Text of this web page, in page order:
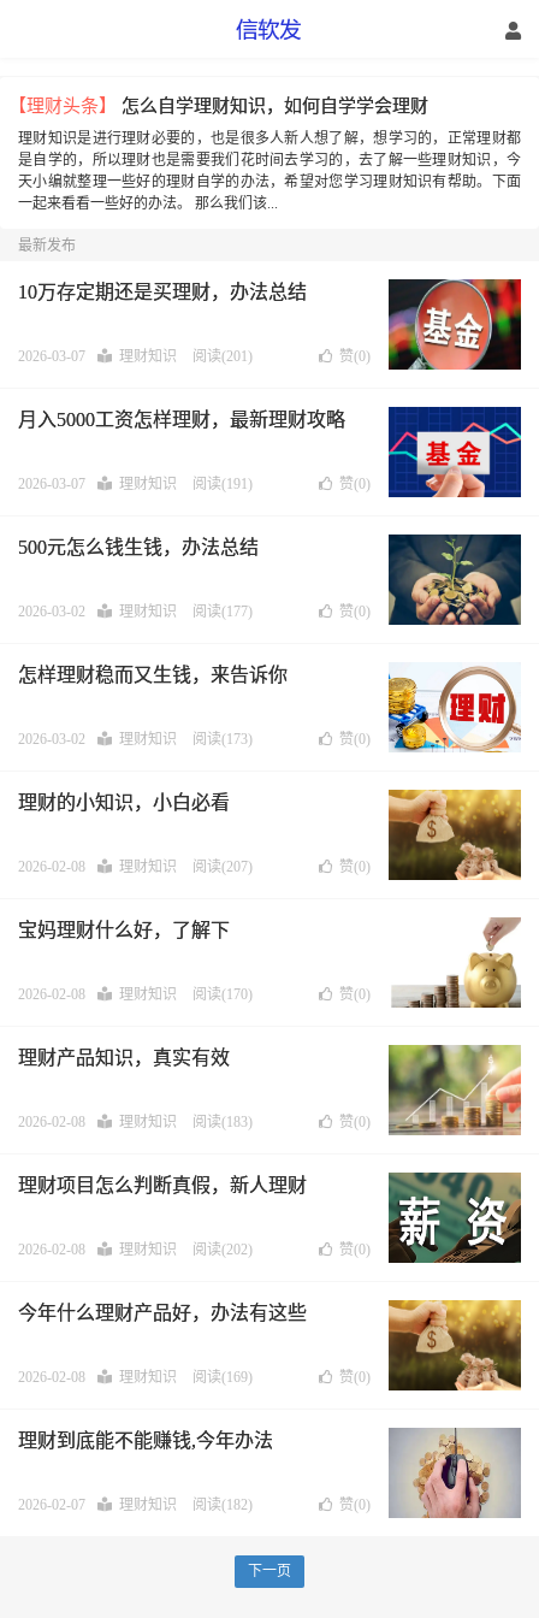
【理财头条】 怎么自学理财知识，如何自学学会理财
理财知识是进行理财必要的，也是很多人新人想了解，想学习的，正常理财都
是自学的，所以理财也是需要我们花时间去学习的，去了解一些理财知识，今
天小编就整理一些好的理财自学的办法，希望对您学习理财知识有帮助。下面
一起来看看一些好的办法。 那么我们该...
最新发布
10万存定期还是买理财，办法总结
2026-03-07 理财知识 阅读(201) 赞(0)
月入5000工资怎样理财，最新理财攻略
2026-03-07 理财知识 阅读(191) 赞(0)
500元怎么钱生钱，办法总结
2026-03-02 理财知识 阅读(177) 赞(0)
怎样理财稳而又生钱，来告诉你
2026-03-02 理财知识 阅读(173) 赞(0)
理财的小知识，小白必看
2026-02-08 理财知识 阅读(207) 赞(0)
宝妈理财什么好，了解下
2026-02-08 理财知识 阅读(170) 赞(0)
理财产品知识，真实有效
2026-02-08 理财知识 阅读(183) 赞(0)
理财项目怎么判断真假，新人理财
2026-02-08 理财知识 阅读(202) 赞(0)
今年什么理财产品好，办法有这些
2026-02-08 理财知识 阅读(169) 赞(0)
理财到底能不能赚钱,今年办法
2026-02-07 理财知识 阅读(182) 赞(0)
下一页